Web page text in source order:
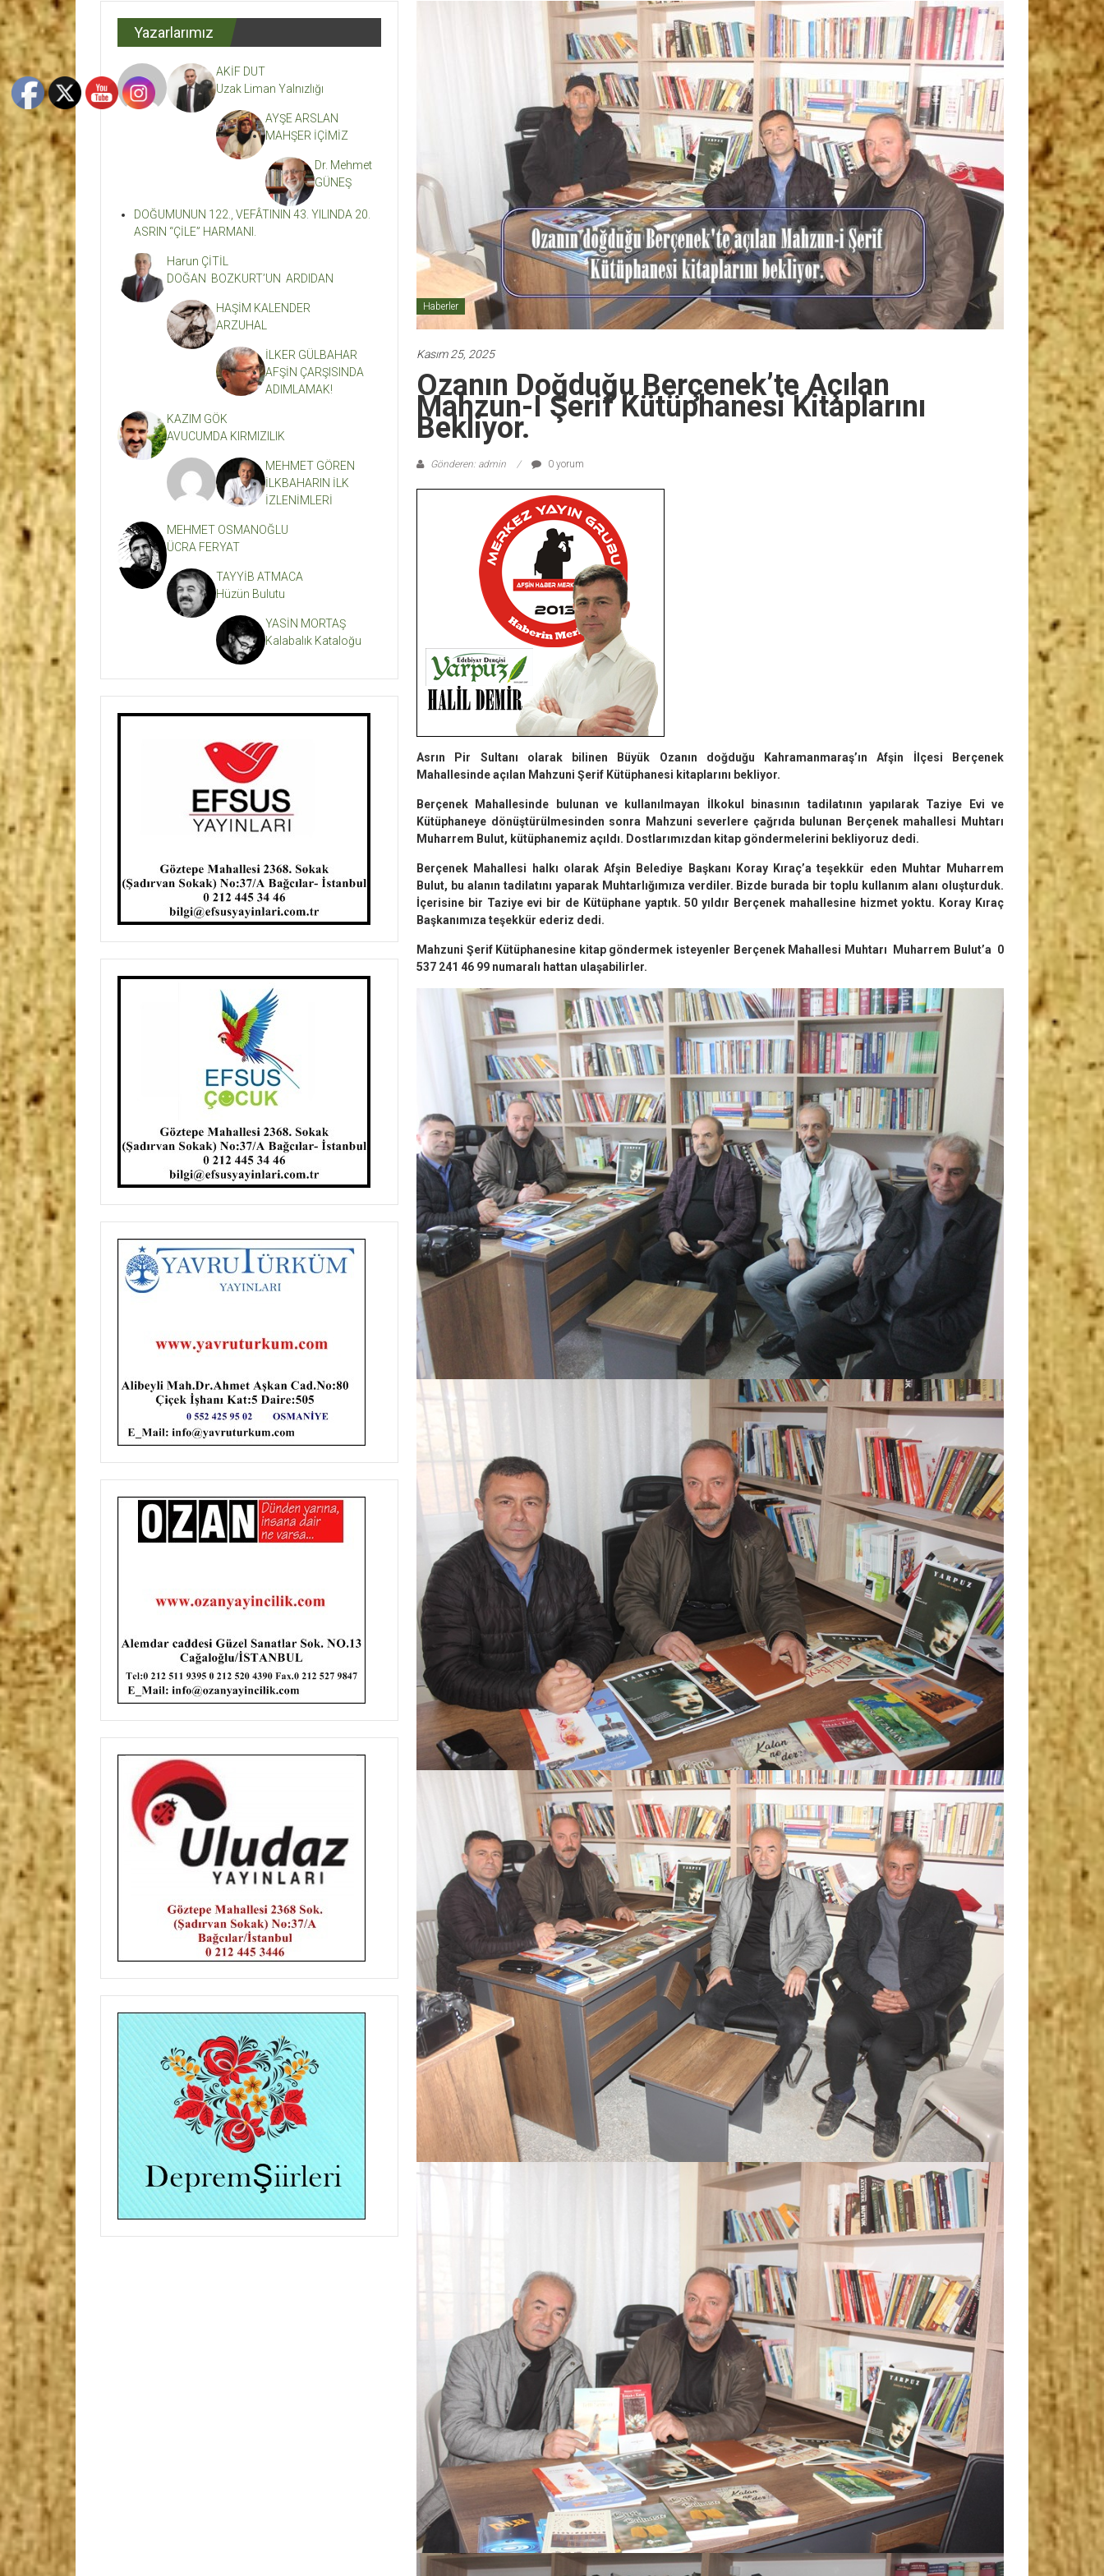
Dergisi
Kahramanmaraş'ın
Etkili
Edebiyat
Dergisi
Haberler
Kasım 25, 2025
Ozanın Doğduğu Berçenek’te Açılan
Mahzun-I Şerif Kütüphanesi Kitaplarını
Bekliyor.
Gönderen: admin 0 yorum
Asrın Pir Sultanı olarak bilinen Büyük Ozanın doğduğu Kahramanmaraş’ın Afşin İlçesi Berçenek
Mahallesinde açılan Mahzuni Şerif Kütüphanesi kitaplarını bekliyor.
Berçenek Mahallesinde bulunan ve kullanılmayan İlkokul binasının tadilatının yapılarak Taziye Evi ve
Kütüphaneye dönüştürülmesinden sonra Mahzuni severlere çağrıda bulunan Berçenek mahallesi Muhtarı
Muharrem Bulut, kütüphanemiz açıldı. Dostlarımızdan kitap göndermelerini bekliyoruz dedi.
Berçenek Mahallesi halkı olarak Afşin Belediye Başkanı Koray Kıraç’a teşekkür eden Muhtar Muharrem
Bulut, bu alanın tadilatını yaparak Muhtarlığımıza verdiler. Bizde burada bir toplu kullanım alanı oluşturduk.
İçerisine bir Taziye evi bir de Kütüphane yaptık. 50 yıldır Berçenek mahallesine hizmet yoktu. Koray Kıraç
Başkanımıza teşekkür ederiz dedi.
Mahzuni Şerif Kütüphanesine kitap göndermek isteyenler Berçenek Mahallesi Muhtarı Muharrem Bulut’a 0
537 241 46 99 numaralı hattan ulaşabilirler.
Yazarlarımız
AKİF DUT
Uzak Liman Yalnızlığı
AYŞE ARSLAN
MAHŞER İÇİMİZ
Dr. Mehmet
GÜNEŞ
DOĞUMUNUN 122., VEFÂTININ 43. YILINDA 20.
ASRIN “ÇİLE” HARMANI.
Harun ÇİTİL
DOĞAN BOZKURT’UN ARDIDAN
HAŞİM KALENDER
ARZUHAL
İLKER GÜLBAHAR
AFŞİN ÇARŞISINDA
ADIMLAMAK!
KAZIM GÖK
AVUCUMDA KIRMIZILIK
MEHMET GÖREN
İLKBAHARIN İLK
İZLENİMLERİ
MEHMET OSMANOĞLU
ÜCRA FERYAT
TAYYİB ATMACA
Hüzün Bulutu
YASİN MORTAŞ
Kalabalık Kataloğu